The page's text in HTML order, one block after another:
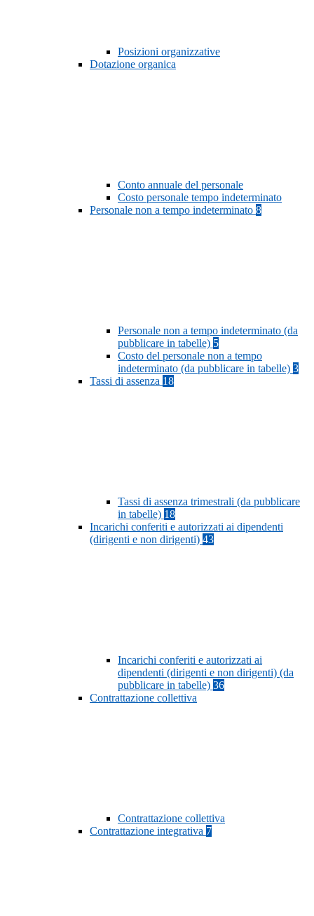
Posizioni organizzative
Dotazione organica
Conto annuale del personale
Costo personale tempo indeterminato
Personale non a tempo indeterminato 8
Personale non a tempo indeterminato (da
pubblicare in tabelle) 5
Costo del personale non a tempo
indeterminato (da pubblicare in tabelle) 3
Tassi di assenza 18
Tassi di assenza trimestrali (da pubblicare
in tabelle) 18
Incarichi conferiti e autorizzati ai dipendenti
(dirigenti e non dirigenti) 43
Incarichi conferiti e autorizzati ai
dipendenti (dirigenti e non dirigenti) (da
pubblicare in tabelle) 36
Contrattazione collettiva
Contrattazione collettiva
Contrattazione integrativa 7